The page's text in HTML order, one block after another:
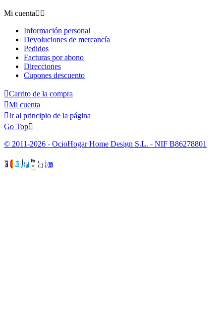
Mi cuenta 
Información personal
Devoluciones de mercancía
Pedidos
Facturas por abono
Direcciones
Cupones descuento
Carrito de la compra
Mi cuenta
Ir al principio de la página
Go Top
© 2011-2026 - OcioHogar Home Design S.L. - NIF B86278801